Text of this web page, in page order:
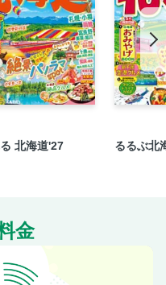
っと紹介
ェ
北海道'27 るるぶ北
金